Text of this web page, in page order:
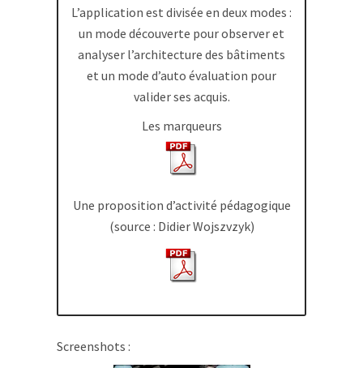
L’application est divisée en deux modes :
un mode découverte pour observer et
analyser l’architecture des bâtiments
et un mode d’auto évaluation pour
valider ses acquis.
Les marqueurs
Une proposition d’activité pédagogique
(source : Didier Wojszvzyk)
Screenshots :